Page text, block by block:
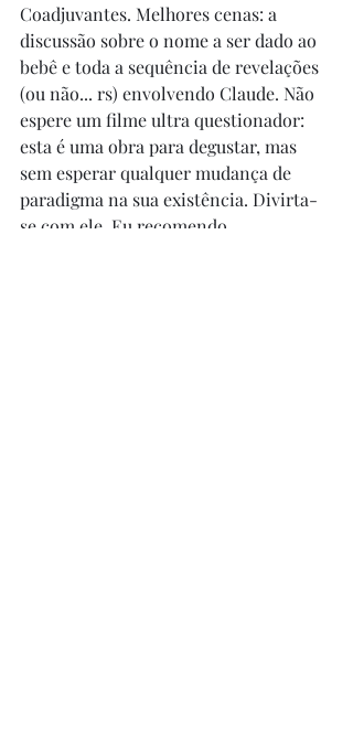
Coadjuvantes. Melhores cenas: a
discussão sobre o nome a ser dado ao
bebê e toda a sequência de revelações
(ou não... rs) envolvendo Claude. Não
espere um filme ultra questionador:
esta é uma obra para degustar, mas
sem esperar qualquer mudança de
paradigma na sua existência. Divirta-
se com ele. Eu recomendo.